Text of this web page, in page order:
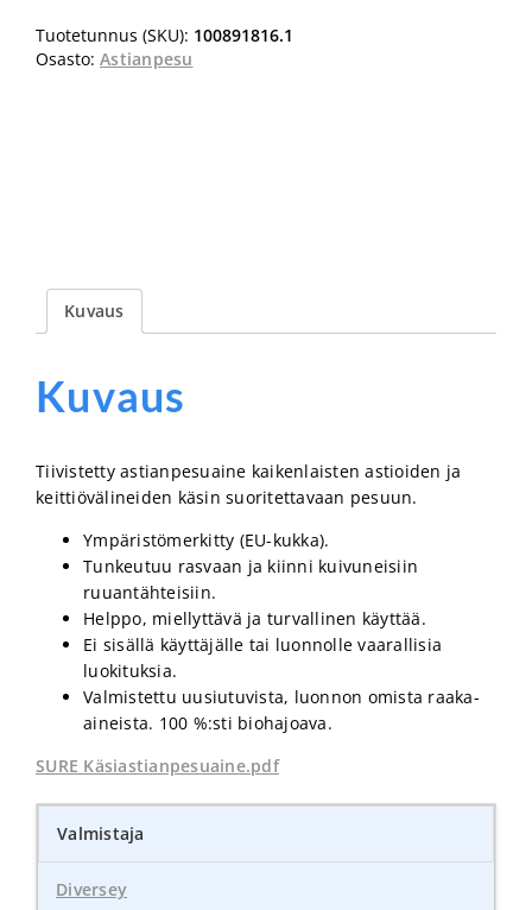
Tuotetunnus (SKU): 100891816.1
Osasto: Astianpesu
Kuvaus
Kuvaus
Tiivistetty astianpesuaine kaikenlaisten astioiden ja
keittiövälineiden käsin suoritettavaan pesuun.
Ympäristömerkitty (EU-kukka).
Tunkeutuu rasvaan ja kiinni kuivuneisiin
ruuantähteisiin.
Helppo, miellyttävä ja turvallinen käyttää.
Ei sisällä käyttäjälle tai luonnolle vaarallisia
luokituksia.
Valmistettu uusiutuvista, luonnon omista raaka-
aineista. 100 %:sti biohajoava.
SURE Käsiastianpesuaine.pdf
Valmistaja
Diversey